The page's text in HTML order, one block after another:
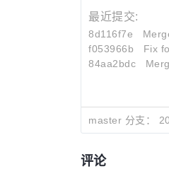
最近提交:
8d116f7e
f053966b
Fix
84aa2bdc
master 分支：
评论